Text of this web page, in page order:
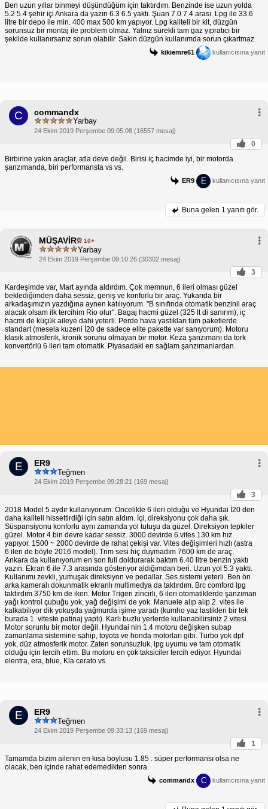
Ben uzun yıllar binmeyi düşündüğüm için taktırdım. Benzinde ise uzun yolda
5.2 5.4 şehir içi Ankara da yazın 6.3 6.5 yaktı. Şuan 7.0 7.4 arası. Lpg ile 33.6
litre bir depo ile min. 400 max 500 km yapıyor. Lpg kaliteli bir kit, düzgün
sorunsuz bir montaj ile problem olmaz. Yalnız sürekli tam gaz yıpratıcı bir
şekilde kullanırsanız sorun olabilir. Sakin düzgün kullanımda sorun çıkartmaz.
kikiemre61 kullanıcısına yanıt
C commandx
Yarbay
24 Ekim 2019 Perşembe 09:05:08 (16557 mesaj)
0
Birbirine yakın araçlar, atla deve değil. Birisi iç hacimde iyi, bir motorda
şanzımanda, biri performansta vs vs.
ER9 E kullanıcısına yanıt
Buna gelen 1 yanıtı gör.
MÜŞAVİR 10+
Yarbay
24 Ekim 2019 Perşembe 09:10:26 (30302 mesaj)
3
Kardeşimde var, Mart ayında aldırdım. Çok memnun, 6 ileri olması güzel
beklediğimden daha sessiz, geniş ve konforlu bir araç. Yukarıda bir
arkadaşımızın yazdığına aynen katılıyorum. "B sınıfında otomatik benzinli araç
alacak olsam ilk tercihim Rio olur". Bagaj hacmi güzel (325 lt di sanırım), iç
hacmi de küçük aileye dahi yeterli. Perde hava yastıkları tüm paketlerde
standart (mesela kuzeni İ20 de sadece elite pakette var sanıyorum). Motoru
klasik atmosferik, kronik sorunu olmayan bir motor. Keza şanzımanı da tork
konvertörlü 6 ileri tam otomatik. Piyasadaki en sağlam şanzımanlardan.
E ER9
Teğmen
24 Ekim 2019 Perşembe 09:28:21 (169 mesaj)
3
2018 Model 5 aydır kullanıyorum. Öncelikle 6 ileri olduğu ve Hyundai İ20 den
daha kaliteli hissettirdiği için satın aldım. İçi, direksiyonu çok daha şık.
Süspansiyonu konforlu aynı zamanda yol tutuşu da güzel. Direksiyon tepkiler
güzel. Motor 4 bin devre kadar sessiz. 3000 devirde 6.vites 130 km hız
yapıyor. 1500 ~ 2000 devirde de rahat çekişi var. Vites değişimleri hızlı (astra
6 ileri de böyle 2016 model). Trim sesi hiç duymadım 7600 km de araç.
Ankara da kullanıyorum en son full doldurarak baktım 6.40 litre benzin yaktı
yazın. Ekran 6 ile 7.3 arasında gösteriyor aldığımdan beri. Uzun yol 5.3 yaktı.
Kullanımı zevkli, yumuşak direksiyon ve pedallar. Ses sistemi yeterli. Ben ön
arka kameralı dokunmatik ekranlı multimedya da taktırdım. Brc comford lpg
taktırdım 3750 km de iken. Motor Trigeri zincirli, 6 ileri otomatiklerde şanzıman
yağı kontrol çubuğu yok, yağ değişimi de yok. Manuele alıp alıp 2. vites ile
kalkabiliyor dik yokuşda yağmurda işime yaradı (kumho yaz lastikleri bir tek
burada 1. viteste patinaj yaptı). Karlı buzlu yerlerde kullanabilirsiniz 2.vitesi.
Motor sorunlu bir motor değil. Hyundai nin 1.4 motoru değişken subap
zamanlama sistemine sahip, toyota ve honda motorları gibi. Turbo yok dpf
yok, düz atmosferik motor. Zaten sorunsuzluk, lpg uyumu ve tam otomatik
olduğu için tercih ettim. Bu motoru en çok taksiciler tercih ediyor. Hyundai
elentra, era, blue, Kia cerato vs.
E ER9
Teğmen
24 Ekim 2019 Perşembe 09:33:13 (169 mesaj)
1
Tamamda bizim ailenin en kısa boylusu 1.85 . süper performansı olsa ne
olacak, ben içinde rahat edemedikten sonra.
commandx C kullanıcısına yanıt